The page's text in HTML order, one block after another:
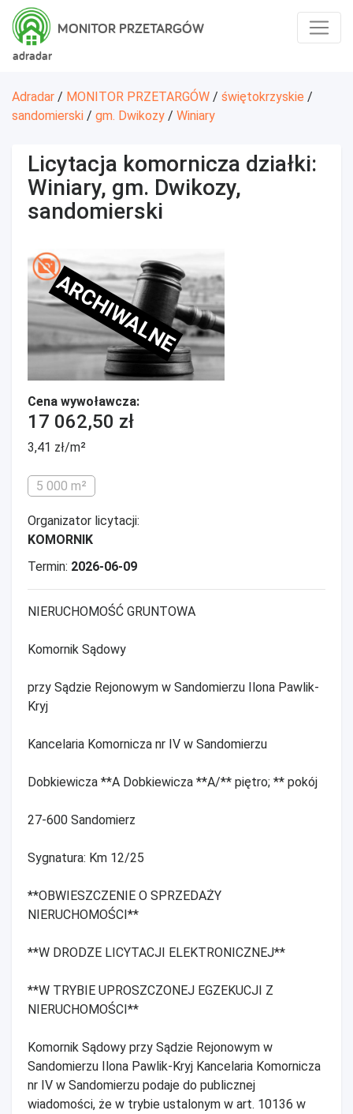
adradar
MONITOR PRZETARGÓW
Adradar / MONITOR PRZETARGÓW / świętokrzyskie /
sandomierski / gm. Dwikozy / Winiary
Licytacja komornicza działki:
Winiary, gm. Dwikozy,
sandomierski
ARCHIWALNE
Cena wywoławcza:
17 062,50 zł
3,41 zł/m²
5 000 m²
Organizator licytacji:
KOMORNIK
Termin: 2026-06-09
NIERUCHOMOŚĆ GRUNTOWA
Komornik Sądowy
przy Sądzie Rejonowym w Sandomierzu Ilona Pawlik-
Kryj
Kancelaria Komornicza nr IV w Sandomierzu
Dobkiewicza **A Dobkiewicza **A/** piętro; ** pokój
27-600 Sandomierz
Sygnatura: Km 12/25
**OBWIESZCZENIE O SPRZEDAŻY
NIERUCHOMOŚCI**
**W DRODZE LICYTACJI ELEKTRONICZNEJ**
**W TRYBIE UPROSZCZONEJ EGZEKUCJI Z
NIERUCHOMOŚCI**
Komornik Sądowy przy Sądzie Rejonowym w
Sandomierzu Ilona Pawlik-Kryj Kancelaria Komornicza
nr IV w Sandomierzu podaje do publicznej
wiadomości, że w trybie ustalonym w art. 10136 w